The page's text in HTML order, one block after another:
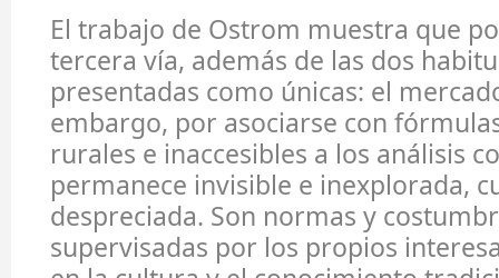
El trabajo de Ostrom muestra que
tercera vía, además de las dos
presentadas como únicas: el
embargo, por asociarse con
rurales e inaccesibles a los análisis
permanece invisible e inexplorada,
despreciada. Son normas y
supervisadas por los propios